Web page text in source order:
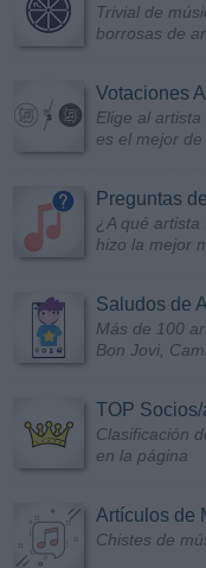
Trivial de
borrosas de
Votaciones
Elige al
es el mejor de
Preguntas
¿A qué
hizo la mejor
Saludos de
Más de 100
Bon Jovi,
TOP Socios/
Clasificación
en la página
Artículos de
Chistes de